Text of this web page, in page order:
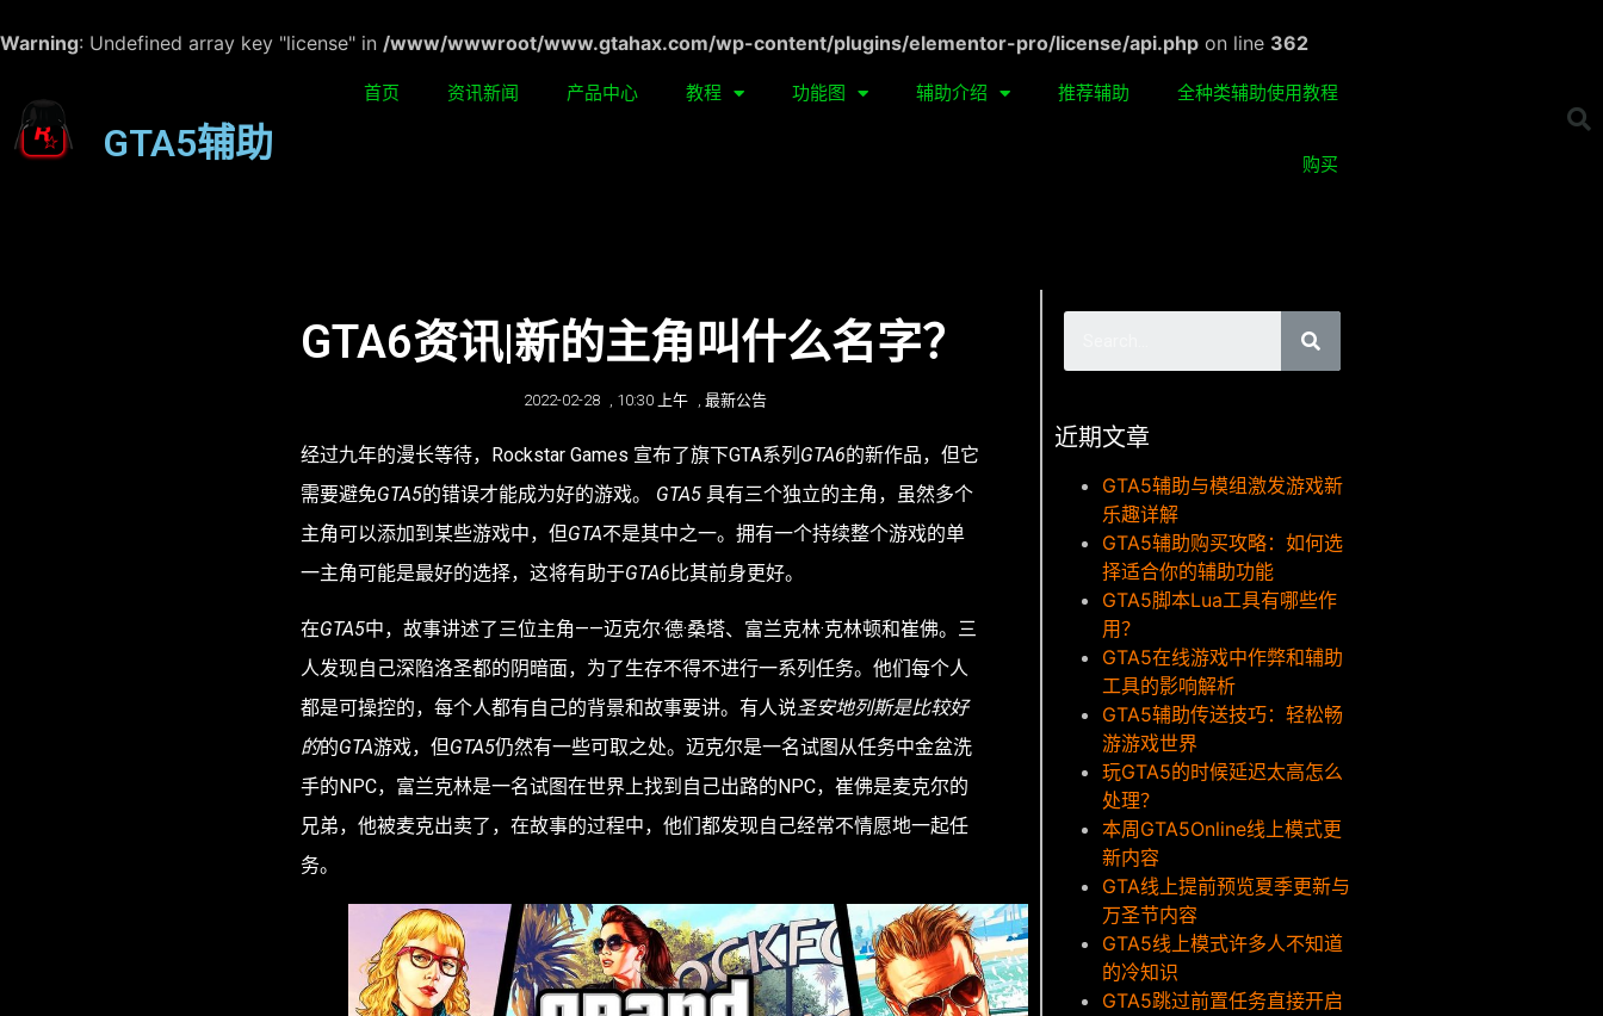
Warning: Undefined array key "license" in /www/wwwroot/www.gtahax.com/wp-content/plugins/elementor-pro/license/api.php on line 362
GTA5辅助
首页 资讯新闻 产品中心 教程 功能图 辅助介绍 推荐辅助 全种类辅助使用教程
购买
GTA6资讯|新的主角叫什么名字？
2022-02-28 , 10:30 上午 , 最新公告
经过九年的漫长等待，Rockstar Games 宣布了旗下GTA系列 GTA6的新作品，但它
需要避免GTA5的错误才能成为好的游戏。 GTA5 具有三个独立的主角，虽然多个
主角可以添加到某些游戏中，但GTA不是其中之一。拥有一个持续整个游戏的单
一主角可能是最好的选择，这将有助于GTA6 比其前身更好。
在GTA5中，故事讲述了三位主角——迈克尔·德·桑塔、富兰克林·克林顿和崔佛。三
人发现自己深陷洛圣都的阴暗面，为了生存不得不进行一系列任务。他们每个人
都是可操控的，每个人都有自己的背景和故事要讲。有人说圣安地列斯是比较好
的的GTA游戏，但GTA5仍然有一些可取之处。迈克尔是一名试图从任务中金盆洗
手的NPC，富兰克林是一名试图在世界上找到自己出路的NPC，崔佛是麦克尔的
兄弟，他被麦克出卖了，在故事的过程中，他们都发现自己经常不情愿地一起任
务。
近期文章
GTA5辅助与模组激发游戏新
乐趣详解
GTA5辅助购买攻略：如何选
择适合你的辅助功能
GTA5脚本Lua工具有哪些作
用？
GTA5在线游戏中作弊和辅助
工具的影响解析
GTA5辅助传送技巧：轻松畅
游游戏世界
玩GTA5的时候延迟太高怎么
处理？
本周GTA5Online线上模式更
新内容
GTA线上提前预览夏季更新与
万圣节内容
GTA5线上模式许多人不知道
的冷知识
GTA5跳过前置任务直接开启